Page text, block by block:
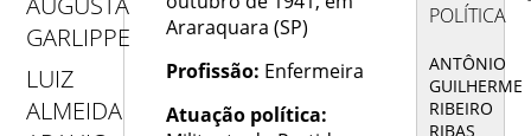
GARLIPPE
LUIZ
ALMEIDA
Araraquara (SP)
Profissão: Enfermeira
Atuação política:
POLÍTICA
ANTÔNIO
GUILHERME
RIBEIRO
RIBAS